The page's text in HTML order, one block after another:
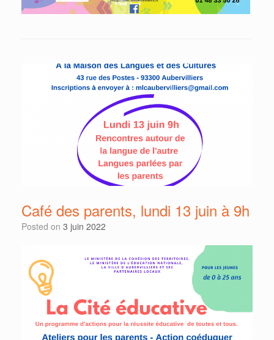
Café des parents, lundi 13 juin à 9h
Posted on 3 juin 2022